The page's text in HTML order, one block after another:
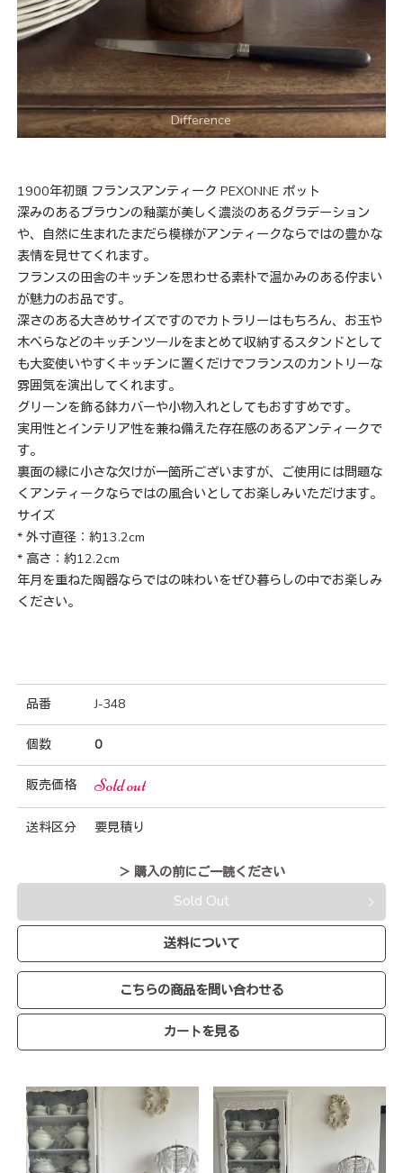
1900年初頭 フランスアンティーク PEXONNE ポット
深みのあるブラウンの釉薬が美しく濃淡のあるグラデーション
や、自然に生まれたまだら模様がアンティークならではの豊かな
表情を見せてくれます。
フランスの田舎のキッチンを思わせる素朴で温かみのある佇まい
が魅力のお品です。
深さのある大きめサイズですのでカトラリーはもちろん、お玉や
木べらなどのキッチンツールをまとめて収納するスタンドとして
も大変使いやすくキッチンに置くだけでフランスのカントリーな
雰囲気を演出してくれます。
グリーンを飾る鉢カバーや小物入れとしてもおすすめです。
実用性とインテリア性を兼ね備えた存在感のあるアンティークで
す。
裏面の縁に小さな欠けが一箇所ございますが、ご使用には問題な
くアンティークならではの風合いとしてお楽しみいただけます。
サイズ
* 外寸直径：約13.2cm
* 高さ：約12.2cm
年月を重ねた陶器ならではの味わいをぜひ暮らしの中でお楽しみ
ください。
品番 J-348
個数 0
販売価格 Sold out
送料区分 要見積り
＞ 購入の前にご一読ください
Sold Out
送料について
こちらの商品を問い合わせる
カートを見る